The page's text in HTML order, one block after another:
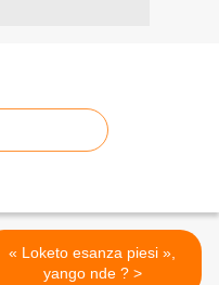
« Loketo esanza piesi »,
yango nde ? >